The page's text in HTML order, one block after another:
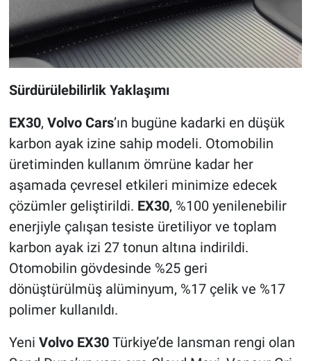
Sürdürülebilirlik Yaklaşımı
EX30, Volvo Cars’ın bugüne kadarki en düşük
karbon ayak izine sahip modeli. Otomobilin
üretiminden kullanım ömrüne kadar her
aşamada çevresel etkileri minimize edecek
çözümler geliştirildi. EX30, %100 yenilenebilir
enerjiyle çalışan tesiste üretiliyor ve toplam
karbon ayak izi 27 tonun altına indirildi.
Otomobilin gövdesinde %25 geri
dönüştürülmüş alüminyum, %17 çelik ve %17
polimer kullanıldı.
Yeni Volvo EX30Türkiye’de lansman rengi olan